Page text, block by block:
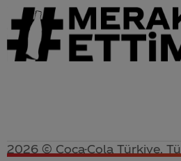
2026 © Coca-Cola Türkiye.